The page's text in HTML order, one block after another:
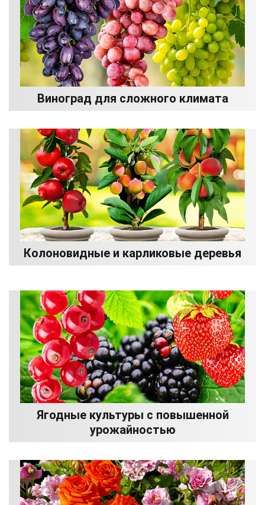
Виноград для сложного климата
Колоновидные и карликовые деревья
Ягодные культуры с повышенной
урожайностью